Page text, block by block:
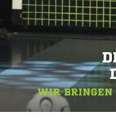
WIR BRINGEN